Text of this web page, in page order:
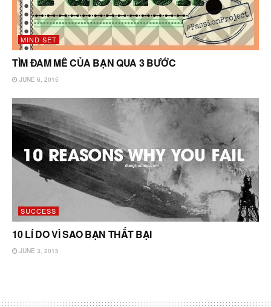
MIND SET
TÌM ĐAM MÊ CỦA BẠN QUA 3 BƯỚC
JUNE 6, 2015
SUCCESS
10 LÍ DO VÌ SAO BẠN THẤT BẠI
JUNE 3, 2015